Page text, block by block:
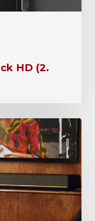
HD (2.